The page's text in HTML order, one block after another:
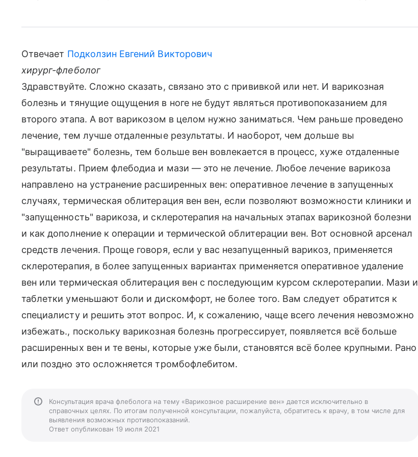
Отвечает Подколзин Евгений Викторович
хирург-флеболог
Здравствуйте. Сложно сказать, связано это с прививкой или нет. И варикозная
болезнь и тянущие ощущения в ноге не будут являться противопоказанием для
второго этапа. А вот варикозом в целом нужно заниматься. Чем раньше проведено
лечение, тем лучше отдаленные результаты. И наоборот, чем дольше вы
"выращиваете" болезнь, тем больше вен вовлекается в процесс, хуже отдаленные
результаты. Прием флебодиа и мази — это не лечение. Любое лечение варикоза
направлено на устранение расширенных вен: оперативное лечение в запущенных
случаях, термическая облитерация вен вен, если позволяют возможности клиники и
"запущенность" варикоза, и склеротерапия на начальных этапах варикозной болезни
и как дополнение к операции и термической облитерации вен. Вот основной арсенал
средств лечения. Проще говоря, если у вас незапущенный варикоз, применяется
склеротерапия, в более запущенных вариантах применяется оперативное удаление
вен или термическая облитерация вен с последующим курсом склеротерапии. Мази и
таблетки уменьшают боли и дискомфорт, не более того. Вам следует обратится к
специалисту и решить этот вопрос. И, к сожалению, чаще всего лечения невозможно
избежать., поскольку варикозная болезнь прогрессирует, появляется всё больше
расширенных вен и те вены, которые уже были, становятся всё более крупными. Рано
или поздно это осложняется тромбофлебитом.
Консультация врача флеболога на тему «Варикозное расширение вен» дается исключительно в
справочных целях. По итогам полученной консультации, пожалуйста, обратитесь к врачу, в том числе для
выявления возможных противопоказаний.
Ответ опубликован 19 июля 2021